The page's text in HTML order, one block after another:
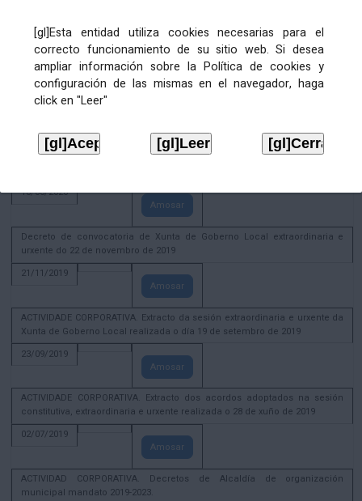
[gl]Esta entidad utiliza cookies necesarias para el
correcto funcionamiento de su sitio web. Si desea
ampliar información sobre la Política de cookies y
configuración de las mismas en el navegador, haga
click en "Leer"
28/12/2020
Amosar
ACTIVIDADE CORPORATIVA. Extracto do Pleno ordinario de data 2.7.2020
ACTIVIDADE CORPORATIVA. Extracto da Xunta de Goberno Local de 17 de
18/06/2020
Amosar
Decreto de convocatoria de Xunta de Goberno Local extraordinaria e
urxente do 22 de novembro de 2019
21/11/2019
Amosar
ACTIVIDADE CORPORATIVA. Extracto da sesión extraordinaria e urxente da
Xunta de Goberno Local realizada o día 19 de setembro de 2019
23/09/2019
Amosar
ACTIVIDADE CORPORATIVA. Extracto dos acordos adoptados na sesión
constitutiva, extraordinaria e urxente realizada o 28 de xuño de 2019
02/07/2019
Amosar
ACTIVIDAD CORPORATIVA. Decretos de Alcaldía de organización
municipal mandato 2019-2023.